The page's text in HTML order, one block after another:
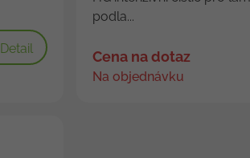
Detail
podla...
Cena na dotaz
Na objednávku